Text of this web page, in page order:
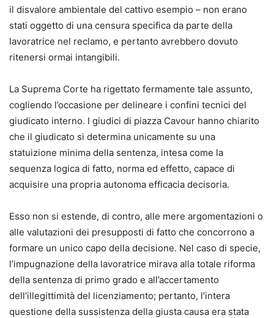
il disvalore ambientale del cattivo esempio – non erano
stati oggetto di una censura specifica da parte della
lavoratrice nel reclamo, e pertanto avrebbero dovuto
ritenersi ormai intangibili.
La Suprema Corte ha rigettato fermamente tale assunto,
cogliendo l’occasione per delineare i confini tecnici del
giudicato interno. I giudici di piazza Cavour hanno chiarito
che il giudicato si determina unicamente su una
statuizione minima della sentenza, intesa come la
sequenza logica di fatto, norma ed effetto, capace di
acquisire una propria autonoma efficacia decisoria.
Esso non si estende, di contro, alle mere argomentazioni o
alle valutazioni dei presupposti di fatto che concorrono a
formare un unico capo della decisione. Nel caso di specie,
l’impugnazione della lavoratrice mirava alla totale riforma
della sentenza di primo grado e all’accertamento
dell’illegittimità del licenziamento; pertanto, l’intera
questione della sussistenza della giusta causa era stata